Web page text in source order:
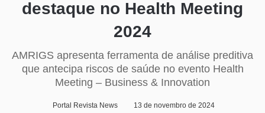
destaque no Health Meeting
2024
AMRIGS apresenta ferramenta de análise preditiva
que antecipa riscos de saúde no evento Health
Meeting – Business & Innovation
Portal Revista News 13 de novembro de 2024